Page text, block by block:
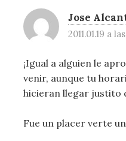
Jose
2011.01.19 a
¡Igual a alguien le
venir, aunque tu
hicieran llegar justito
Fue un placer verte